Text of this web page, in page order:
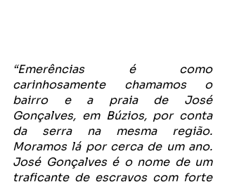
“Emerências é como
carinhosamente chamamos o
bairro e a praia de José
Gonçalves, em Búzios, por conta
da serra na mesma região.
Moramos lá por cerca de um ano.
José Gonçalves é o nome de um
traficante de escravos com forte